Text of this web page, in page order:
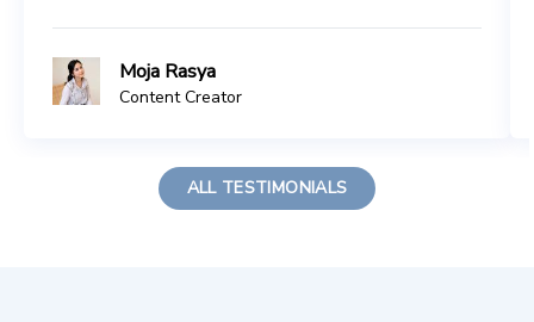
Moja Rasya
Content Creator
ALL TESTIMONIALS